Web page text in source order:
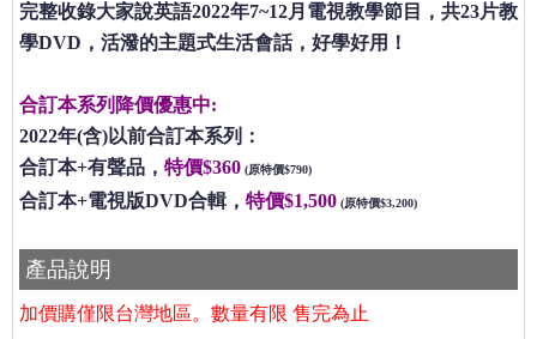
完整收錄大家說英語2022年7~12月電視教學節目，共23片教
學DVD，活潑的主題式生活會話，好學好用！
合訂本系列降價優惠中:
2022年(含)以前合訂本系列：
合訂本+有聲品， 特價$360 (原特價$790)
合訂本+電視版DVD合輯， 特價$1,500 (原特價$3,200)
產品說明
加價購僅限台灣地區。數量有限 售完為止